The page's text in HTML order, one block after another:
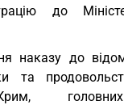
до
наказу до
та